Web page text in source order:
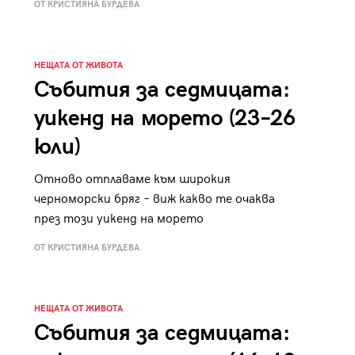
ОТ КРИСТИЯНА БУРДЕВА
НЕЩАТА ОТ ЖИВОТА
Събития за седмицата:
уикенд на морето (23–26
юли)
Отново отплаваме към широкия
черноморски бряг – виж какво те очаква
през този уикенд на морето
ОТ КРИСТИЯНА БУРДЕВА
НЕЩАТА ОТ ЖИВОТА
Събития за седмицата:
29